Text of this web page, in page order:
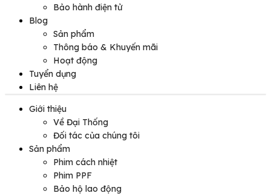
Bảo hành điện tử
Blog
Sản phẩm
Thông báo & Khuyến mãi
Hoạt động
Tuyển dụng
Liên hệ
Giới thiệu
Về Đại Thống
Đối tác của chúng tôi
Sản phẩm
Phim cách nhiệt
Phim PPF
Bảo hộ lao động